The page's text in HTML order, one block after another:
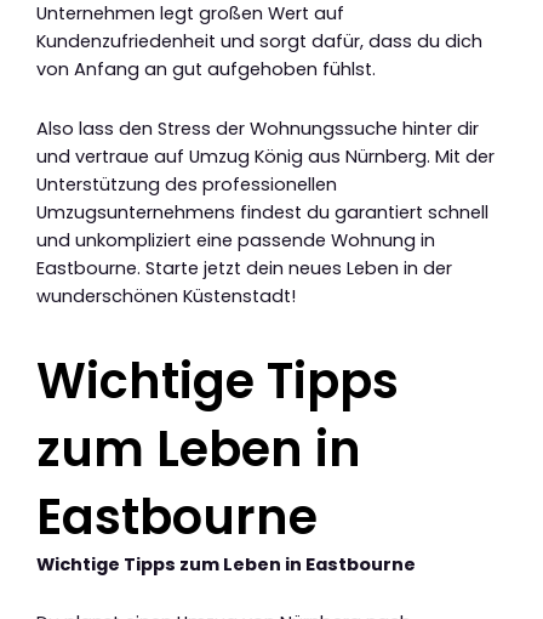
Unternehmen legt großen Wert auf
Kundenzufriedenheit und sorgt dafür, dass du dich
von Anfang an gut aufgehoben fühlst.
Also lass den Stress der Wohnungssuche hinter dir
und vertraue auf Umzug König aus Nürnberg. Mit der
Unterstützung des professionellen
Umzugsunternehmens findest du garantiert schnell
und unkompliziert eine passende Wohnung in
Eastbourne. Starte jetzt dein neues Leben in der
wunderschönen Küstenstadt!
Wichtige Tipps
zum Leben in
Eastbourne
Wichtige Tipps zum Leben in Eastbourne